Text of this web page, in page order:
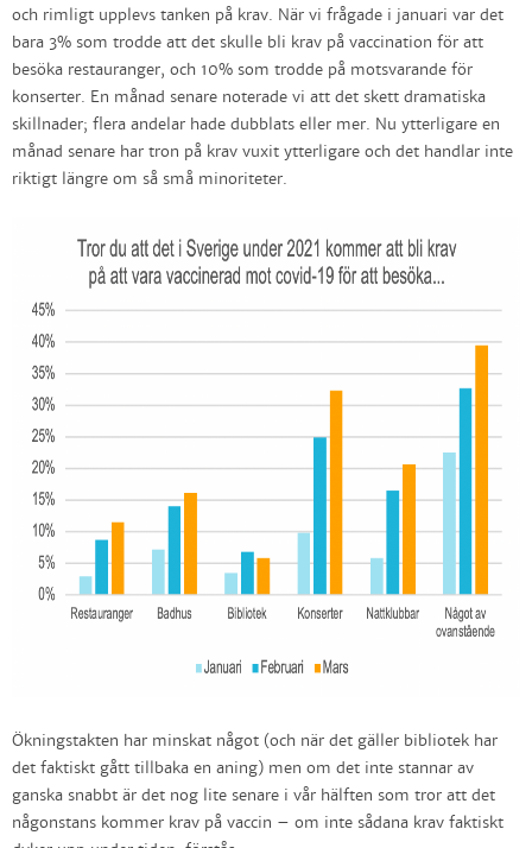
och rimligt upplevs tanken på krav. När vi frågade i januari var det
bara 3% som trodde att det skulle bli krav på vaccination för att
besöka restauranger, och 10% som trodde på motsvarande för
konserter. En månad senare noterade vi att det skett dramatiska
skillnader; flera andelar hade dubblats eller mer. Nu ytterligare en
månad senare har tron på krav vuxit ytterligare och det handlar inte
riktigt längre om så små minoriteter.
Ökningstakten har minskat något (och när det gäller bibliotek har
det faktiskt gått tillbaka en aning) men om det inte stannar av
ganska snabbt är det nog lite senare i vår hälften som tror att det
någonstans kommer krav på vaccin – om inte sådana krav faktiskt